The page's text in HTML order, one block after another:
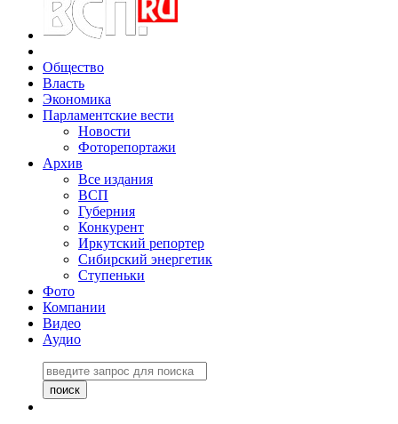
Общество
Власть
Экономика
Парламентские вести
Новости
Фоторепортажи
Архив
Все издания
ВСП
Губерния
Конкурент
Иркутский репортер
Сибирский энергетик
Ступеньки
Фото
Компании
Видео
Аудио